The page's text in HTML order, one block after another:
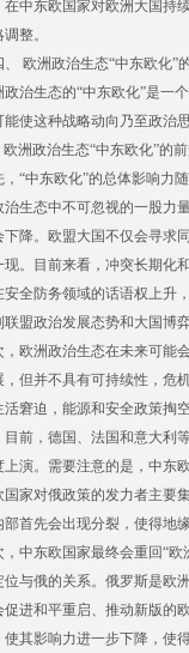
在中东欧国家对欧洲大国持
整。
、 欧洲政治生态“中东欧化”
政治生态的“中东欧化”是一
能使这种战略动向乃至政治
欧洲政治生态“中东欧化”的
，“中东欧化”的总体影响力
治生态中不可忽视的一股力
下降。欧盟大国不仅会寻求
现。目前来看，冲突长期化
安全防务领域的话语权上升
联盟政治发展态势和大国博
，欧洲政治生态在未来可能
，但并不具有可持续性，危
活窘迫，能源和安全政策掏
目前，德国、法国和意大利
上演。需要注意的是，中东
国家对俄政策的发力者主要
部首先会出现分裂，使得地
，中东欧国家最终会重回“
位与俄的关系。俄罗斯是欧
促进和平重启、推动新版的
使其影响力进一步下降，使